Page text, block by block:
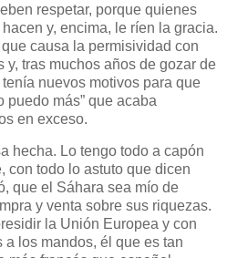
respetar, porque quienes
y, encima, le ríen la gracia.
causa la permisividad con
y, tras muchos años de gozar de
nuevos motivos para que
puedo más” que acaba
en exceso.
hecha. Lo tengo todo a capón
con todo lo astuto que dicen
que el Sáhara sea mío de
y venta sobre sus riquezas.
la Unión Europea y con
los mandos, él que es tan